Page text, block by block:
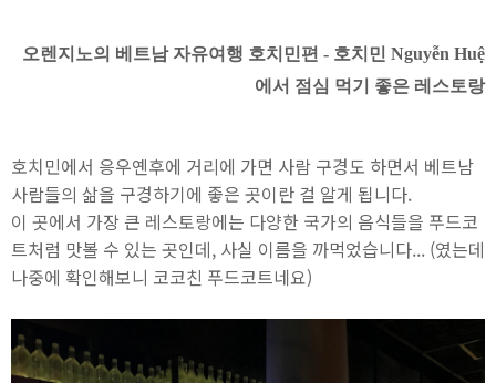
오렌지노의 베트남 자유여행 호치민편 - 호치민 Nguyễn Huệ
에서 점심 먹기 좋은 레스토랑
호치민에서 응우옌후에 거리에 가면 사람 구경도 하면서 베트남
사람들의 삶을 구경하기에 좋은 곳이란 걸 알게 됩니다.
이 곳에서 가장 큰 레스토랑에는 다양한 국가의 음식들을 푸드코
트처럼 맛볼 수 있는 곳인데, 사실 이름을 까먹었습니다... (였는데
나중에 확인해보니 코코친 푸드코트네요)